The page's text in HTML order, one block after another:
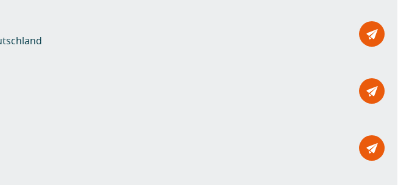
Mailto
Mailto
Mailto